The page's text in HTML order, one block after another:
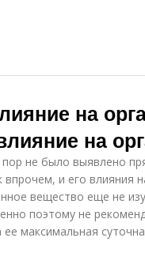
на
на
не было выявлено
и его влияния
вещество еще не
поэтому не
максимальная